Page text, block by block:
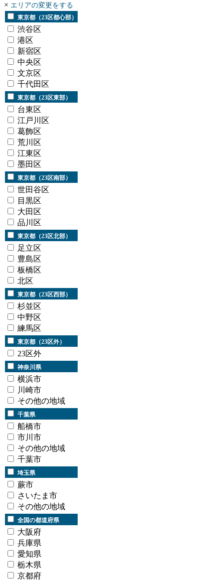
× エリアの変更をする
東京都（23区都心部）
渋谷区
港区
新宿区
中央区
文京区
千代田区
東京都（23区東部）
台東区
江戸川区
葛飾区
荒川区
江東区
墨田区
東京都（23区南部）
世田谷区
目黒区
大田区
品川区
東京都（23区北部）
足立区
豊島区
板橋区
北区
東京都（23区西部）
杉並区
中野区
練馬区
東京都（23区外）
23区外
神奈川県
横浜市
川崎市
その他の地域
千葉県
船橋市
市川市
その他の地域
千葉市
埼玉県
蕨市
さいたま市
その他の地域
全国の都道府県
大阪府
兵庫県
愛知県
栃木県
京都府